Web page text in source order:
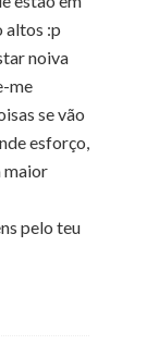
altos :p
noiva
me
se vão
esforço,
maior
pelo teu